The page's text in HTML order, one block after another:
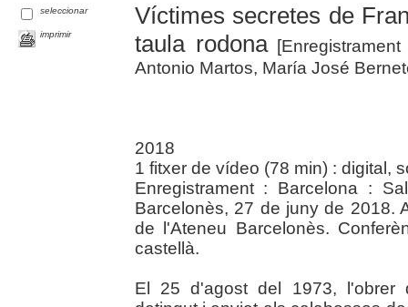
seleccionar
imprimir
Víctimes secretes de
taula rodona
Antonio Martos, María José
2018
1 fitxer de vídeo (78 min) : digital,
Enregistrament : Barcelona :
Barcelonès, 27 de juny de 2018.
de l'Ateneu Barcelonès.
castellà.
El 25 d'agost del 1973, l'obrer